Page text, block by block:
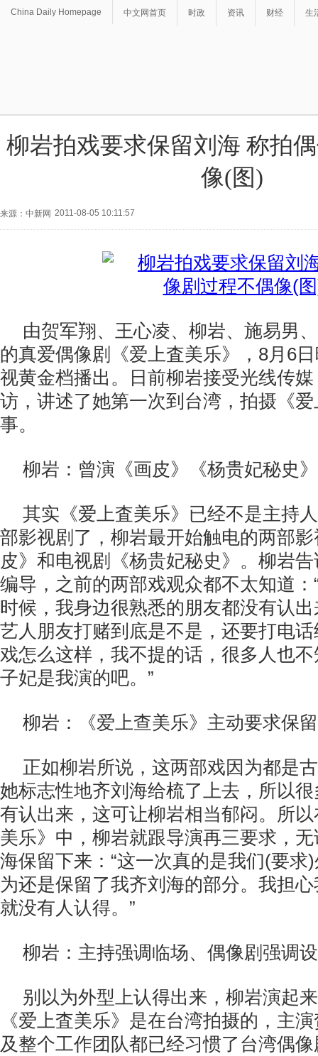
China Daily Homepage 中文网首页 时政 资讯 财经 生
柳岩拍戏要求保留刘海 称拍
像(图)
来源：中新网 2011-08-05 10:11:57
由贺军翔、王心凌、柳岩、施易男
的真爱偶像剧《爱上査美乐》，8月6
视黄金档播出。日前柳岩接受光线传
访，讲述了她第一次到台湾，拍摄《
事。
柳岩：曾演《画皮》《杨贵妃秘史
其实《爱上査美乐》已经不是主持
部影视剧了，柳岩最开始触电的两部
皮》和电视剧《杨贵妃秘史》。柳岩
编导，之前的两部戏观众都不太知道
时候，我身边很熟悉的朋友都没有认
艺人朋友打赌到底是不是，还要打电
戏怎么这样，我不提的话，很多人也
子妃是我演的吧。”
柳岩：《爱上查美乐》主动要求保
正如柳岩所说，这两部戏因为都是
她标志性地齐刘海给梳了上去，所以
有认出来，这可让柳岩相当郁闷。所
美乐》中，柳岩就跟导演再三要求，
海保留下来：“这一次真的是我们(要求
为还是保留了我齐刘海的部分。我担
就没有人认得。”
柳岩：主持强调临场、偶像剧强调
别以为外型上认得出来，柳岩演起
《爱上査美乐》是在台湾拍摄的，主
及整个工作团队都已经习惯了台湾偶